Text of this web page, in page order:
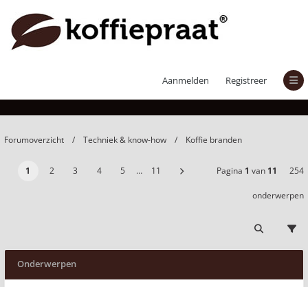
Aanmelden Registreer
Forumoverzicht Techniek & know-how Koffie branden
1 2 3 4 5 … 11 Pagina 1 van 11 254
onderwerpen
Onderwerpen